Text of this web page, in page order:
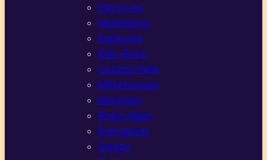
Hannover
Heidelberg
Karlsruhe
Köln-Bonn
Leipzig-Halle
Mittelhessen
München
Rhein-Main
Ruhrgebiet
Siegen